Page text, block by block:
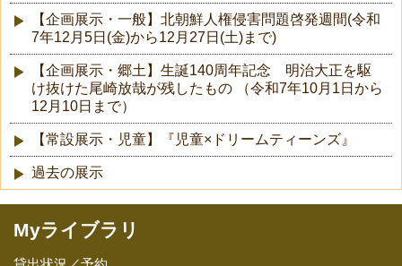
【企画展示・一般】北朝鮮人権侵害問題啓発週間(令和
7年12月5日(金)から12月27日(土)まで)
【企画展示・郷土】生誕140周年記念 明治大正を駆
け抜けた尾崎放哉が残したもの （令和7年10月1日から
12月10日まで）
【常設展示・児童】『児童×ドリームティーンズ』
過去の展示
Myライブラリ